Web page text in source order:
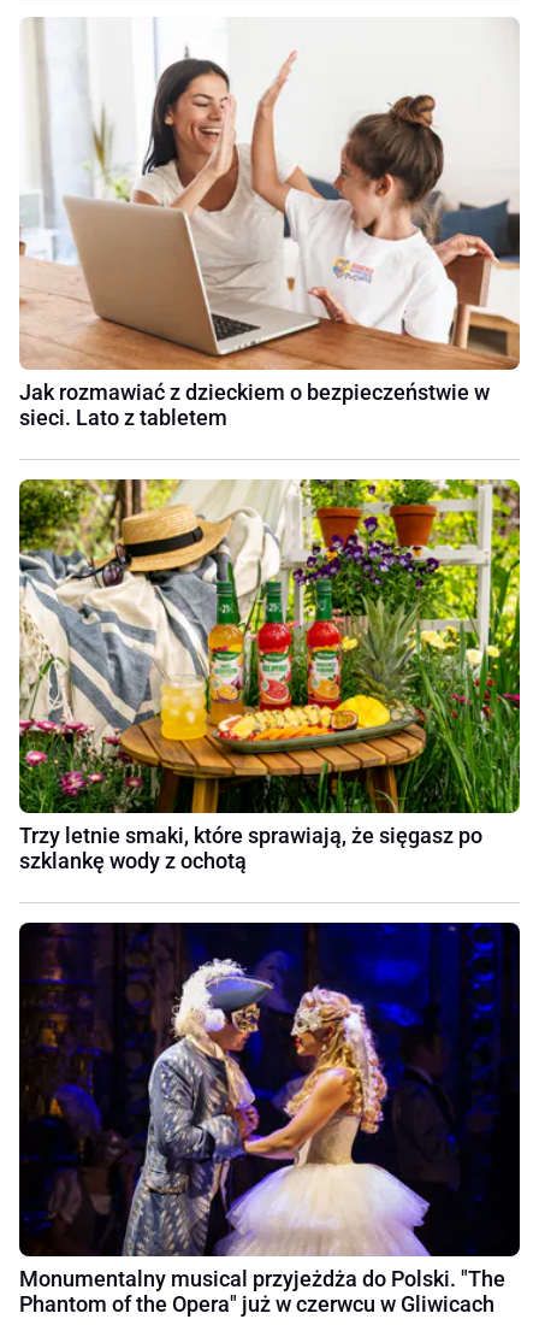
Jak rozmawiać z dzieckiem o bezpieczeństwie w
sieci. Lato z tabletem
Trzy letnie smaki, które sprawiają, że sięgasz po
szklankę wody z ochotą
Monumentalny musical przyjeżdża do Polski. "The
Phantom of the Opera" już w czerwcu w Gliwicach